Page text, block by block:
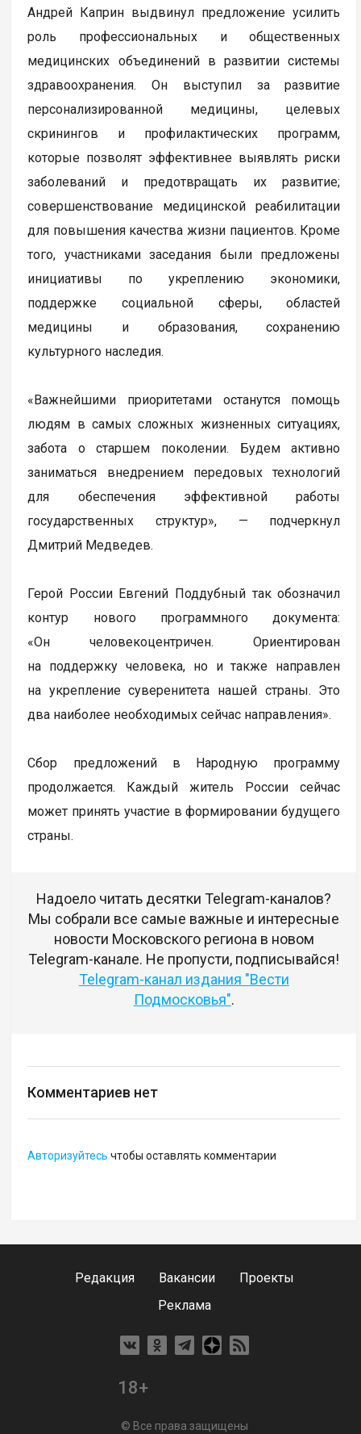
Андрей Каприн выдвинул предложение усилить
роль профессиональных и общественных
медицинских объединений в развитии системы
здравоохранения. Он выступил за развитие
персонализированной медицины, целевых
скринингов и профилактических программ,
которые позволят эффективнее выявлять риски
заболеваний и предотвращать их развитие;
совершенствование медицинской реабилитации
для повышения качества жизни пациентов. Кроме
того, участниками заседания были предложены
инициативы по укреплению экономики,
поддержке социальной сферы, областей
медицины и образования, сохранению
культурного наследия.
«Важнейшими приоритетами останутся помощь
людям в самых сложных жизненных ситуациях,
забота о старшем поколении. Будем активно
заниматься внедрением передовых технологий
для обеспечения эффективной работы
государственных структур», — подчеркнул
Дмитрий Медведев.
Герой России Евгений Поддубный так обозначил
контур нового программного документа:
«Он человекоцентричен. Ориентирован
на поддержку человека, но и также направлен
на укрепление суверенитета нашей страны. Это
два наиболее необходимых сейчас направления».
Сбор предложений в Народную программу
продолжается. Каждый житель России сейчас
может принять участие в формировании будущего
страны.
Надоело читать десятки Telegram-каналов?
Мы собрали все самые важные и интересные
новости Московского региона в новом
Telegram-канале. Не пропусти, подписывайся!
Telegram-канал издания "Вести
Подмосковья".
Комментариев нет
Авторизуйтесь чтобы оставлять комментарии
Редакция Вакансии
Проекты
Реклама
18+
© Все права защищены